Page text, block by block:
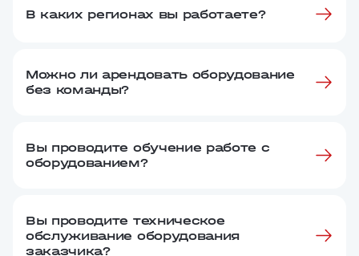
В каких регионах вы работаете?
пределами. Работали на мероприятиях в
десятках городов и регионах, включая
Можно ли арендовать оборудование
без команды?
техническим сопровождением, так и без. Мы
подберем комплектацию под конкретную задачу.
Вы проводите обучение работе с
оборудованием?
техникой. Программы обучения проводятся
сертифицированными специалистами и
Вы проводите техническое
обслуживание оборудования
заказчика?